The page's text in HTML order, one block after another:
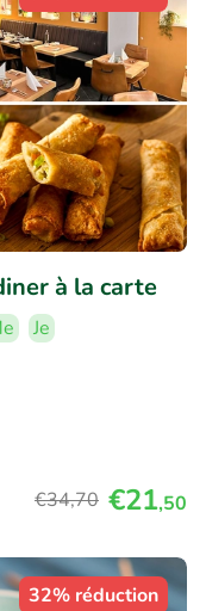
à la carte
Je
€34,70 €21,50
32% réduction